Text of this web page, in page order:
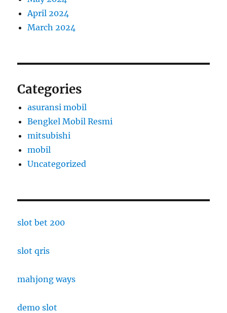
April 2024
March 2024
Categories
asuransi mobil
Bengkel Mobil Resmi
mitsubishi
mobil
Uncategorized
slot bet 200
slot qris
mahjong ways
demo slot